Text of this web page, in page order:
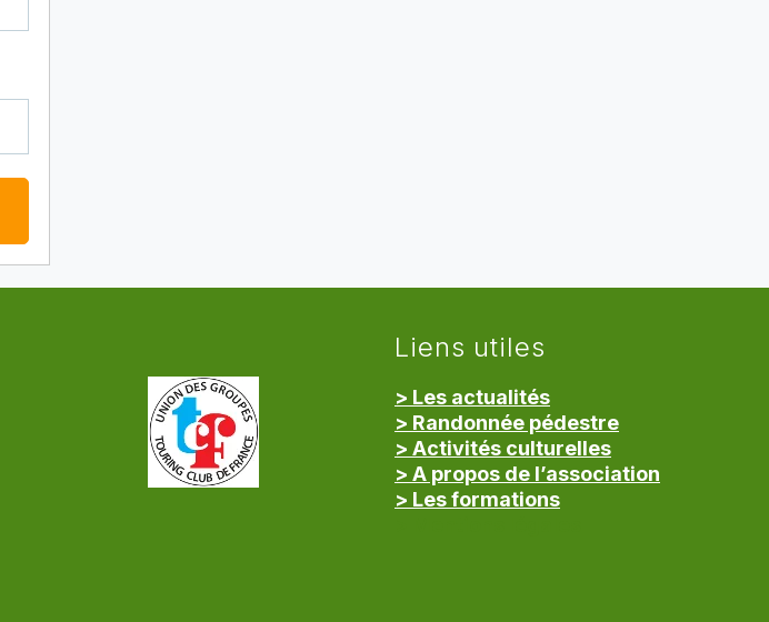
Liens utiles
> Les actualités
> Randonnée pédestre
> Activités culturelles
> A propos de l’association
> Les formations